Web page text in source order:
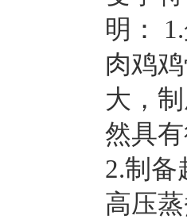
明：
肉鸡
大，
然具
2.制
高压